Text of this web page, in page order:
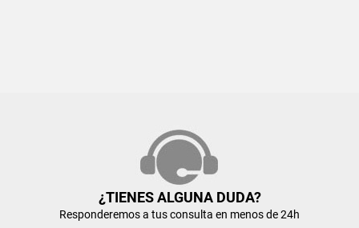
¿TIENES ALGUNA DUDA?
Responderemos a tus consulta en menos de 24h